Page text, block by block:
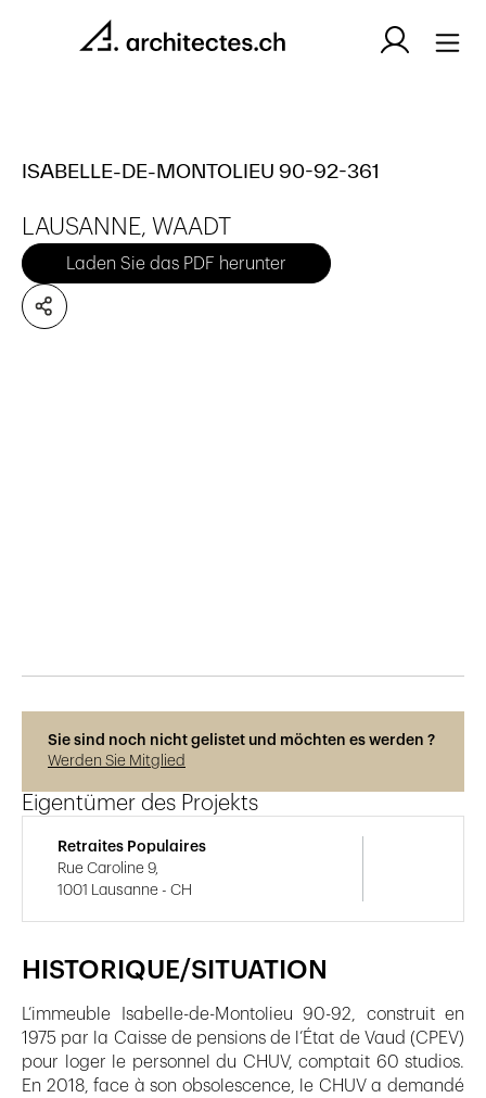
ISABELLE-DE-MONTOLIEU 90-92-361
LAUSANNE, WAADT
Laden Sie das PDF herunter
HISTORIQUE/SITUATION
L’immeuble Isabelle-de-Montolieu 90-92, construit en
1975 par la Caisse de pensions de l’État de Vaud (CPEV)
pour loger le personnel du CHUV, comptait 60 studios.
En 2018, face à son obsolescence, le CHUV a demandé
Sie sind noch nicht gelistet und möchten es werden ?
Werden Sie Mitglied
Eigentümer des Projekts
Retraites Populaires
Rue Caroline 9,
1001 Lausanne - CH